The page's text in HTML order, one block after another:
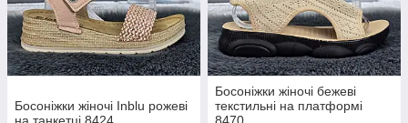
Босоніжки жіночі Inblu рожеві
Босоніжки жіночі бежеві
текстильні на платформі